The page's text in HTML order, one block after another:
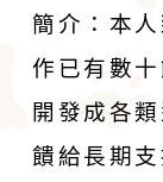
格
愛
小
娃
后
簡介：本
作已有數
開發成各
饋給長期